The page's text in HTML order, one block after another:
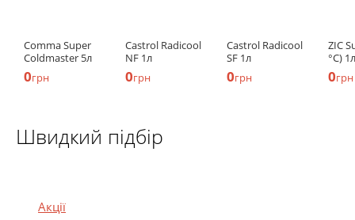
Comma Super
Coldmaster 5л
0грн
Castrol Radicool
NF 1л
0грн
Castrol Radicool
SF 1л
0грн
ZIC
°С) 1л
0грн
Швидкий підбір
Акції